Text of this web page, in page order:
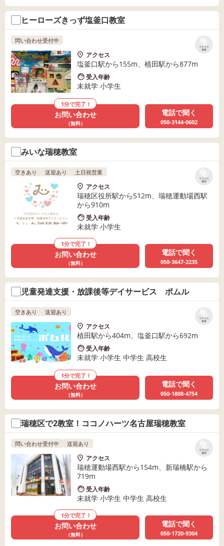
ヒーローズきっず塩釜口教室
リストに
保存
問い合わせ受付中
アクセス
塩釜口駅から155m、植田駅から877m
受入年齢
未就学 小学生
1分で完了！
お問い合わせ
（無料）
電話で聞く
050-3144-0602
みいな瑞穂教室
リストに
保存
空きあり 送迎あり 土日祝営業
アクセス
瑞穂区役所駅から512m、瑞穂運動場西駅
から910m
受入年齢
未就学 小学生
1分で完了！
お問い合わせ
（無料）
電話で聞く
050-3647-2235
児童発達支援・放課後等デイサービス ポムル
リストに
保存
空きあり 送迎あり
アクセス
植田駅から404m、塩釜口駅から692m
受入年齢
未就学 小学生 中学生 高校生
1分で完了！
お問い合わせ
（無料）
電話で聞く
050-1808-4754
瑞穂区で2教室！ココノハーツ名古屋瑞穂教室
リストに
保存
問い合わせ受付中 送迎あり
アクセス
瑞穂運動場西駅から154m、新瑞橋駅から
719m
受入年齢
未就学 小学生 中学生 高校生
1分で完了！
お問い合わせ
（無料）
電話で聞く
050-1720-9304